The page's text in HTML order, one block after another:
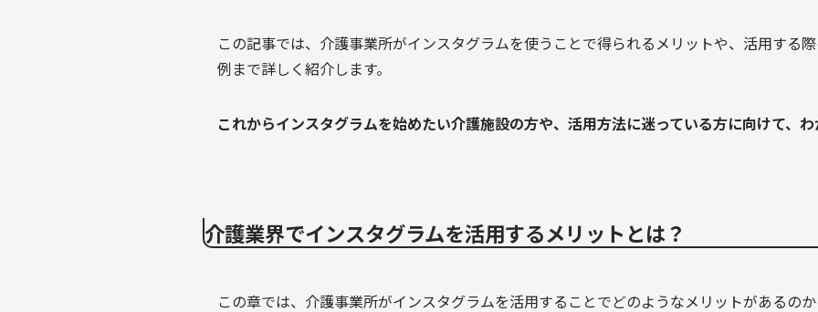
この記事では、介護事業所がインスタグラムを使うことで得られるメリットや、活用する
例まで詳しく紹介します。
これからインスタグラムを始めたい介護施設の方や、活用方法に迷っている方に向けて、
介護業界でインスタグラムを活用するメリットとは？
この章では、介護事業所がインスタグラムを活用することでどのようなメリットがあるの